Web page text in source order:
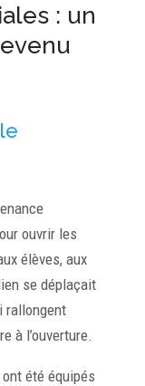
: un
ouvrir les
élèves, aux
se déplaçait
rallongent
à l’ouverture.
été équipés